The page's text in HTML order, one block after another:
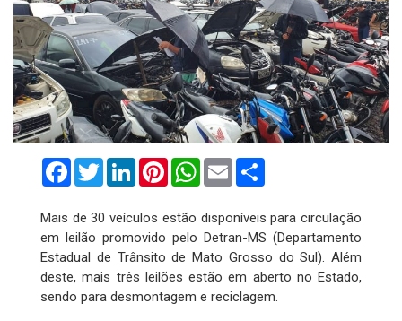
FacebookTwitterLinkedInPinterestWhatsApp
Email
Mais de 30 veículos estão disponíveis para circulação
em leilão promovido pelo Detran-MS (Departamento
Estadual de Trânsito de Mato Grosso do Sul). Além
deste, mais três leilões estão em aberto no Estado,
sendo para desmontagem e reciclagem.